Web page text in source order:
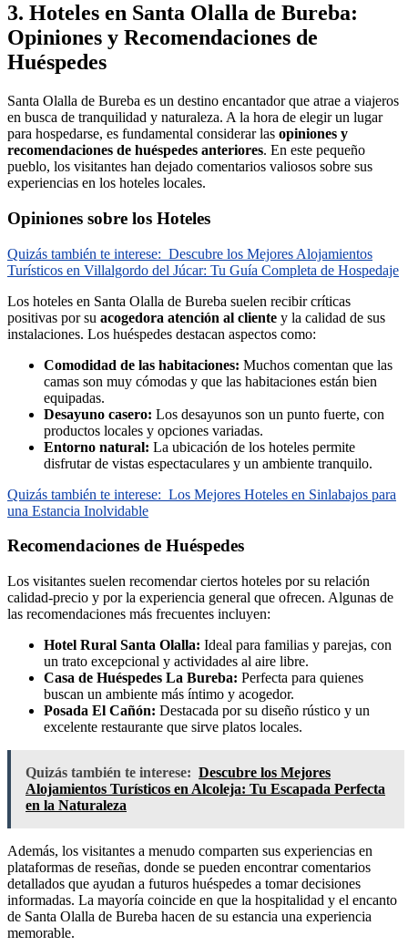
3. Hoteles en Santa Olalla de Bureba:
Opiniones y Recomendaciones de
Huéspedes
Santa Olalla de Bureba es un destino encantador que atrae a viajeros
en busca de tranquilidad y naturaleza. A la hora de elegir un lugar
para hospedarse, es fundamental considerar las opiniones y
recomendaciones de huéspedes anteriores. En este pequeño
pueblo, los visitantes han dejado comentarios valiosos sobre sus
experiencias en los hoteles locales.
Opiniones sobre los Hoteles
Quizás también te interese: Descubre los Mejores Alojamientos
Turísticos en Villalgordo del Júcar: Tu Guía Completa de Hospedaje
Los hoteles en Santa Olalla de Bureba suelen recibir críticas
positivas por su acogedora atención al cliente y la calidad de sus
instalaciones. Los huéspedes destacan aspectos como:
Comodidad de las habitaciones: Muchos comentan que las
camas son muy cómodas y que las habitaciones están bien
equipadas.
Desayuno casero: Los desayunos son un punto fuerte, con
productos locales y opciones variadas.
Entorno natural: La ubicación de los hoteles permite
disfrutar de vistas espectaculares y un ambiente tranquilo.
Quizás también te interese: Los Mejores Hoteles en Sinlabajos para
una Estancia Inolvidable
Recomendaciones de Huéspedes
Los visitantes suelen recomendar ciertos hoteles por su relación
calidad-precio y por la experiencia general que ofrecen. Algunas de
las recomendaciones más frecuentes incluyen:
Hotel Rural Santa Olalla: Ideal para familias y parejas, con
un trato excepcional y actividades al aire libre.
Casa de Huéspedes La Bureba: Perfecta para quienes
buscan un ambiente más íntimo y acogedor.
Posada El Cañón: Destacada por su diseño rústico y un
excelente restaurante que sirve platos locales.
Quizás también te interese: Descubre los Mejores
Alojamientos Turísticos en Alcoleja: Tu Escapada Perfecta
en la Naturaleza
Además, los visitantes a menudo comparten sus experiencias en
plataformas de reseñas, donde se pueden encontrar comentarios
detallados que ayudan a futuros huéspedes a tomar decisiones
informadas. La mayoría coincide en que la hospitalidad y el encanto
de Santa Olalla de Bureba hacen de su estancia una experiencia
memorable.